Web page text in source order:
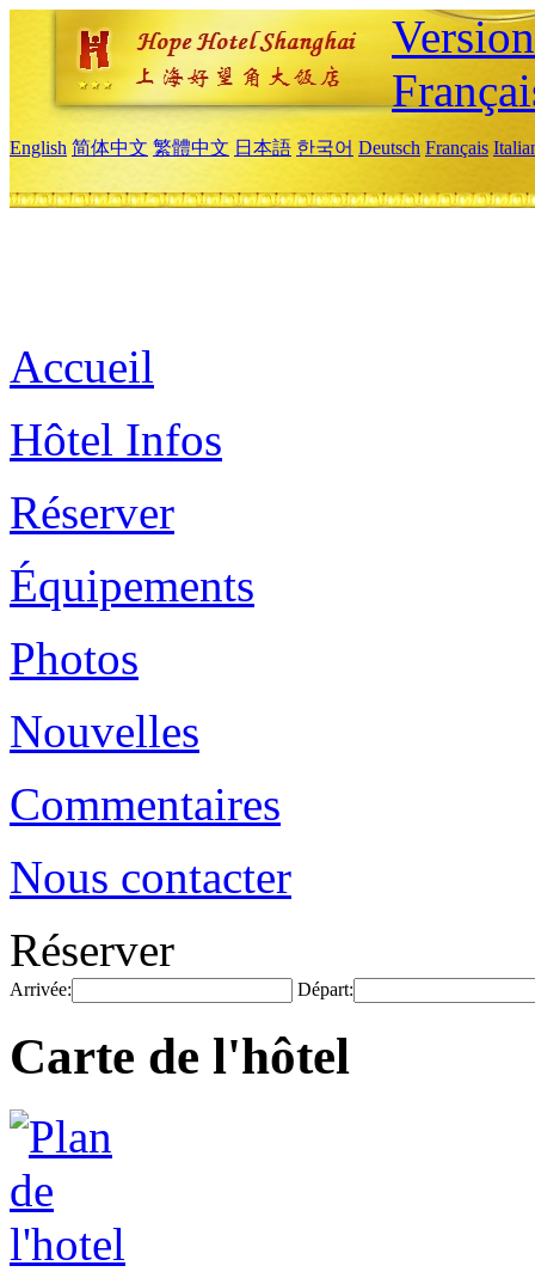
English 简体中文 繁體中文 日本語 한국어 Deutsch Français
Accueil
Hôtel Infos
Réserver
Équipements
Photos
Nouvelles
Commentaires
Nous contacter
Réserver
Arrivée: Départ:
Carte de l'hôtel